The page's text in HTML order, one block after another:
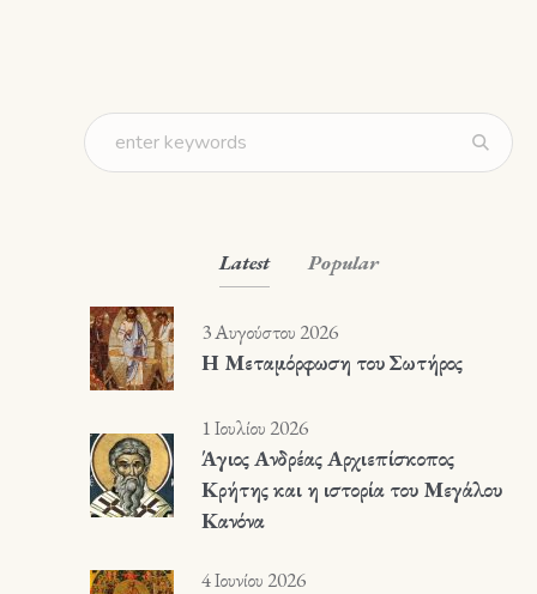
Latest Popular
3 Αυγούστου 2026
Η Μεταμόρφωση του Σωτήρος
1 Ιουλίου 2026
Άγιος Ανδρέας Αρχιεπίσκοπος
Κρήτης και η ιστορία του Μεγάλου
Κανόνα
4 Ιουνίου 2026